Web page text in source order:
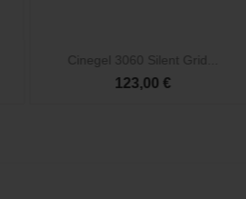
Cinegel 3060 Silent Grid...
123,00 €
 Vista rápida